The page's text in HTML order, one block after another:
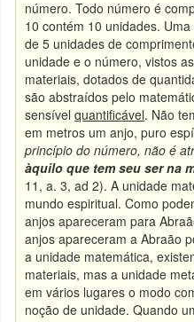
número. Todo número é
10 contém 10 unidades.
de 5 unidades de
unidade e o número, vistos
materiais, dotados de
são abstraídos pelo
sensívelquantificável. Não
em metros um anjo, puro
princípio do número, não é
àquilo que tem seu ser na
11, a. 3, ad 2). A unidade
mundo espiritual. Como
anjos apareceram para
anjos apareceram a Abraão
a unidade matemática,
materiais, mas a unidade
em vários lugares o modo
noção de unidade. Quando